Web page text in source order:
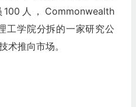
人，Commonwealth
工学院分拆的一家研究公
术推向市场。